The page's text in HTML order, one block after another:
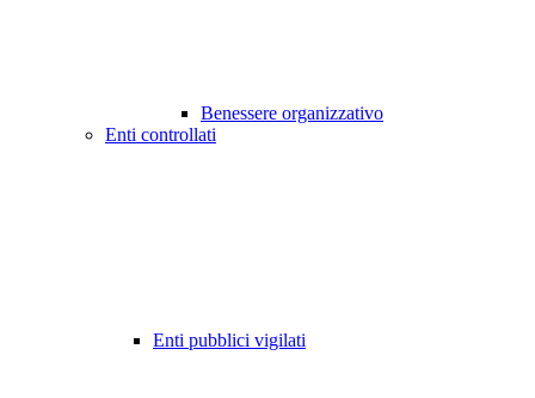
Benessere organizzativo
Enti controllati
Enti pubblici vigilati